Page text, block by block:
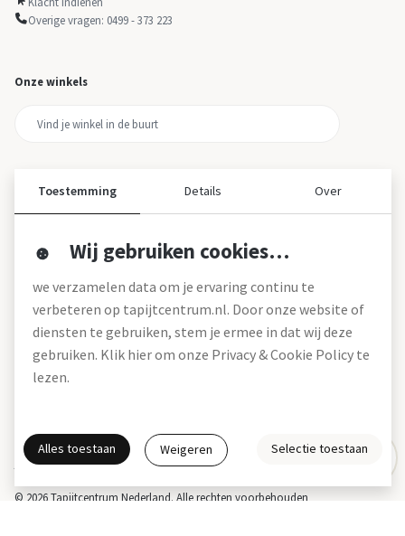
Overige vragen: 0499 - 373 223
Onze winkels
Over tapijtcentrum
Werken bij
Montageservice
Blog
© 2026 Tapijtcentrum Nederland. Alle rechten voorbehouden
Actie- en betalingsvoorwaarden * Disclaimer
Gratis interieuradvies
Toestemming Details Over
Wij gebruiken cookies…
we verzamelen data om je ervaring continu te
verbeteren op tapijtcentrum.nl. Door onze website of
diensten te gebruiken, stem je ermee in dat wij deze
gebruiken. Klik hier om onze Privacy & Cookie Policy te
lezen.
Alles toestaan Weigeren Selectie toestaan